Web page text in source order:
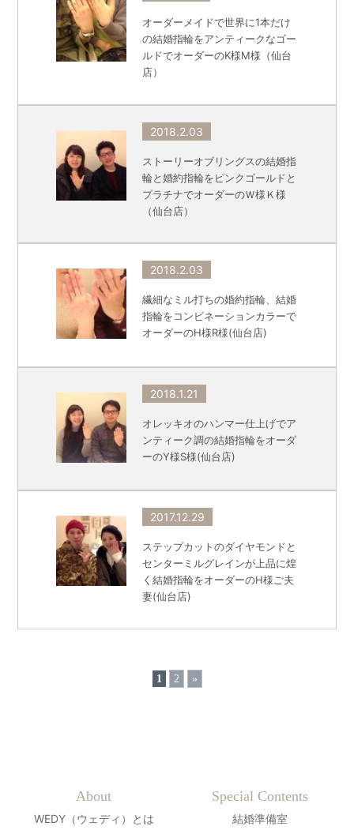
オーダーメイドで世界に1本だけ
の結婚指輪をアンティークなゴー
ルドでオーダーのK様M様（仙台
店）
2018.2.03
ストーリーオブリングスの結婚指
輪と婚約指輪をピンクゴールドと
プラチナでオーダーのＷ様Ｋ様
（仙台店）
2018.2.03
繊細なミル打ちの婚約指輪、結婚
指輪をコンビネーションカラーで
オーダーのH様R様(仙台店)
2018.1.21
オレッキオのハンマー仕上げでア
ンティーク調の結婚指輪をオーダ
ーのY様S様(仙台店)
2017.12.29
ステップカットのダイヤモンドと
センターミルグレインが上品に煌
く結婚指輪をオーダーのH様ご夫
妻(仙台店)
1 2 »
About
WEDY（ウェディ）とは
Special Contents
結婚準備室